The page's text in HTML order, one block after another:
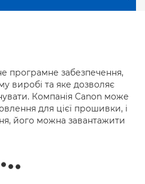
програмне забезпечення,
виробі та яке дозволяє
Компанія Canon може
для цієї прошивки, і
його можна завантажити